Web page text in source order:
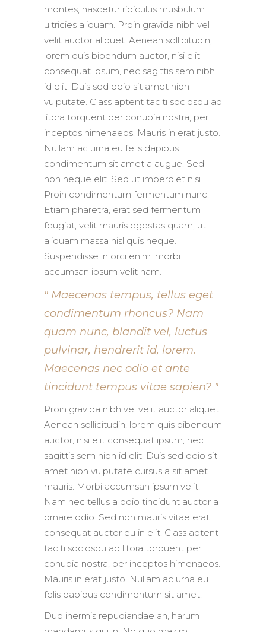
montes, nascetur ridiculus musbulum
ultricies aliquam. Proin gravida nibh vel
velit auctor aliquet. Aenean sollicitudin,
lorem quis bibendum auctor, nisi elit
consequat ipsum, nec sagittis sem nibh
id elit. Duis sed odio sit amet nibh
vulputate. Class aptent taciti sociosqu ad
litora torquent per conubia nostra, per
inceptos himenaeos. Mauris in erat justo.
Nullam ac urna eu felis dapibus
condimentum sit amet a augue. Sed
non neque elit. Sed ut imperdiet nisi.
Proin condimentum fermentum nunc.
Etiam pharetra, erat sed fermentum
feugiat, velit mauris egestas quam, ut
aliquam massa nisl quis neque.
Suspendisse in orci enim. morbi
accumsan ipsum velit nam.
Maecenas tempus, tellus eget
condimentum rhoncus? Nam
quam nunc, blandit vel, luctus
pulvinar, hendrerit id, lorem.
Maecenas nec odio et ante
tincidunt tempus vitae sapien?
Proin gravida nibh vel velit auctor aliquet.
Aenean sollicitudin, lorem quis bibendum
auctor, nisi elit consequat ipsum, nec
sagittis sem nibh id elit. Duis sed odio sit
amet nibh vulputate cursus a sit amet
mauris. Morbi accumsan ipsum velit.
Nam nec tellus a odio tincidunt auctor a
ornare odio. Sed non mauris vitae erat
consequat auctor eu in elit. Class aptent
taciti sociosqu ad litora torquent per
conubia nostra, per inceptos himenaeos.
Mauris in erat justo. Nullam ac urna eu
felis dapibus condimentum sit amet.
Duo inermis repudiandae an, harum